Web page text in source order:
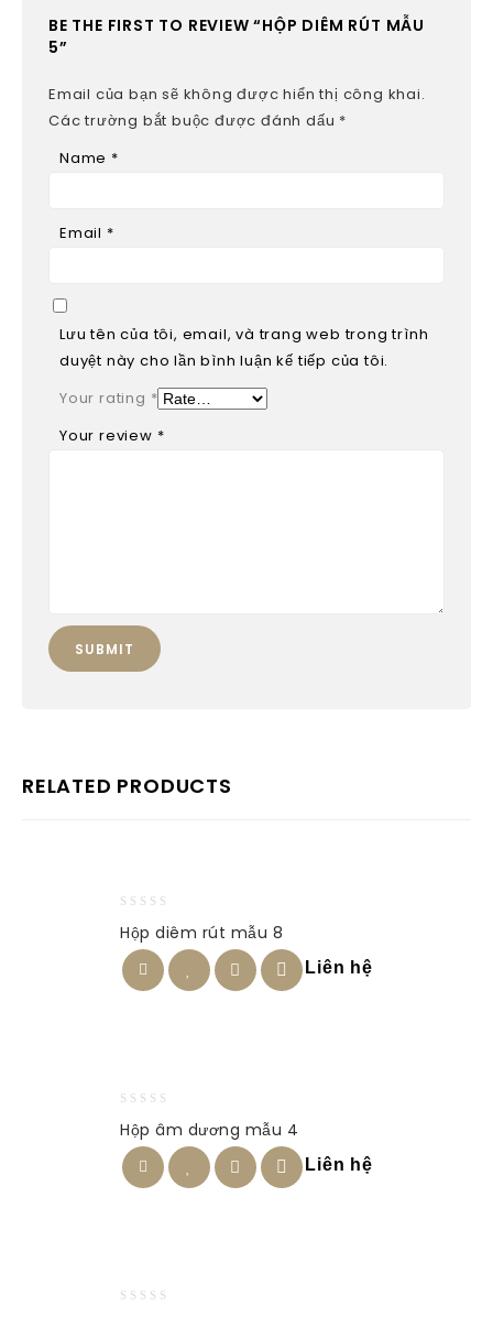
BE THE FIRST TO REVIEW “HỘP DIÊM RÚT MẪU
5”
Email của bạn sẽ không được hiển thị công khai.
Các trường bắt buộc được đánh dấu *
Name *
Email *
Lưu tên của tôi, email, và trang web trong trình
duyệt này cho lần bình luận kế tiếp của tôi.
Your rating *
Your review *
RELATED PRODUCTS
out
of
5
Hộp diêm rút mẫu 8
Liên hệ
out
of
5
Hộp âm dương mẫu 4
Liên hệ